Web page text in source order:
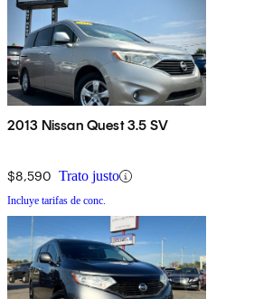
2013 Nissan Quest 3.5 SV
$8,590 Trato justo
Incluye tarifas de conc.